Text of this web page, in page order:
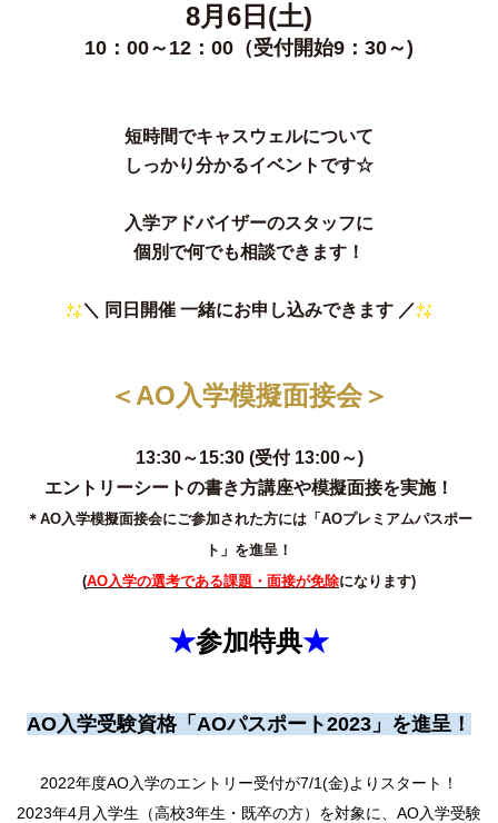
8月6 日(土)
10：00～12：00（受付開始9：30～)
短時間でキャスウェルについて
しっかり分かるイベントです☆
入学アドバイザーのスタッフに
個別で何でも相談できます！
＼ 同日開催 一緒にお申し込みできます ／
＜AO入学模擬面接会＞
13:30～15:30 (受付 13:00～)
エントリーシートの書き方講座や模擬面接を実施！
＊AO入学模擬面接会にご参加された方には「AOプレミアムパスポー
ト」を進呈！
(AO入学の選考である課題・面接が免除になります)
★参加特典★
AO入学受験資格「AOパスポート2023」を進呈！
2022年度AO入学のエントリー受付が7/1(金)よりスタート！
2023年4月入学生（高校3年生・既卒の方）を対象に、AO入学受験